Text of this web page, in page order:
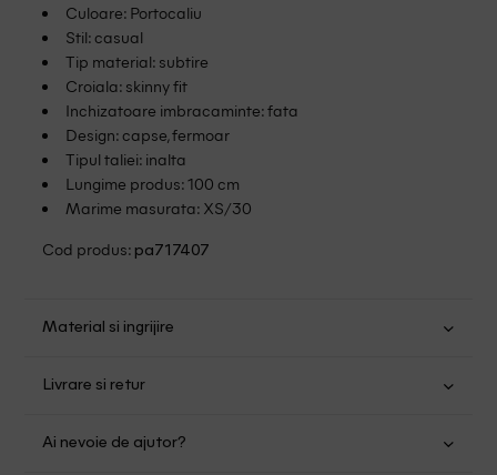
Culoare: Portocaliu
Stil: casual
Tip material: subtire
Croiala: skinny fit
Inchizatoare imbracaminte: fata
Design: capse, fermoar
Tipul taliei: inalta
Lungime produs: 100 cm
Marime masurata: XS/30
Cod produs: pa717407
Material si ingrijire
Nu folositi inalbitor
Nu uscati in uscator
Livrare si retur
mare de 149.00 lei.
Ai nevoie de ajutor?